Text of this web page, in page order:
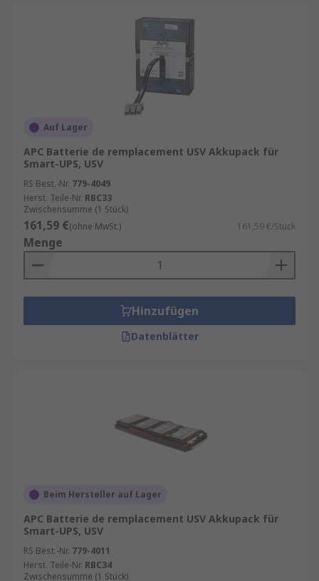
Auf Lager
APC Batterie de remplacement USV Akkupack für
Smart-UPS, USV
RS Best.-Nr. 779-4049
Herst. Teile-Nr. RBC33
Zwischensumme (1 Stück)
161,59 €(ohne MwSt.) 161,59 €/Stück
Menge
Hinzufügen
Datenblätter
Beim Hersteller auf Lager
APC Batterie de remplacement USV Akkupack für
Smart-UPS, USV
RS Best.-Nr. 779-4011
Herst. Teile-Nr. RBC34
Zwischensumme (1 Stück)